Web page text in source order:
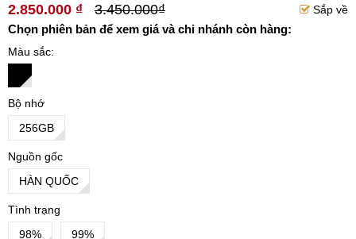
2.850.000 ₫ 3.450.000₫ Sắp về
Chọn phiên bản để xem giá và chi nhánh còn hàng:
Màu sắc
Bộ nhớ
256GB
Nguồn gốc
HÀN QUỐC
Tình trạng
98%
99%